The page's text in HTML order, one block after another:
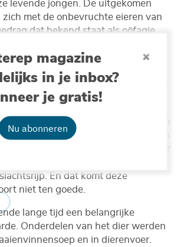
magazine
in je inbox?
je gratis!
Nu abonneren
levende jongen. De uitgekomen
zich met de onbevruchte eieren van
dat bekend staat als oöfagie.
dan wel geen grote scherpe
bezitten wel zeer kleine, gebogen
van hun bovenkaak. Deze
tanden spelen mogelijk een rol
van de onbevruchte eieren.
van 2 tot 3 jaar is het zover. Een
zien het levenslicht en zijn al meteen
langzaam en kunnen tot 50 jaar
12 à 16-jarige leeftijd zijn
En dat komt deze
niet ten goede.
lange tijd een belangrijke
Onderdelen van het dier werden
en in dierenvoer.